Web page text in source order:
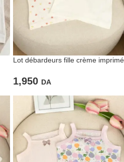
Lot débardeurs fille crème imprimé
1,950 DA